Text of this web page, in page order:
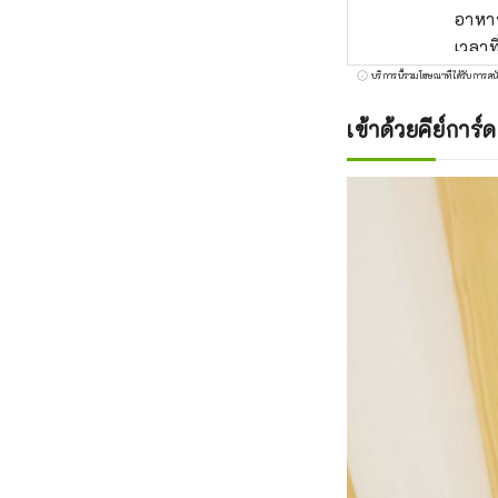
อาห
เวล
บริการนี้รวมโฆษณาที่ได้รับการส
เข้าด้วยคีย์การ์